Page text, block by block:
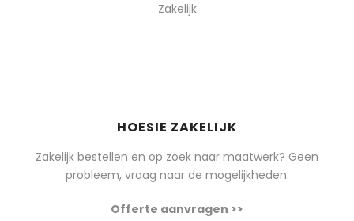
Zakelijk
HOESIE ZAKELIJK
Zakelijk bestellen en op zoek naar maatwerk? Geen
probleem, vraag naar de mogelijkheden.
Offerte aanvragen >>